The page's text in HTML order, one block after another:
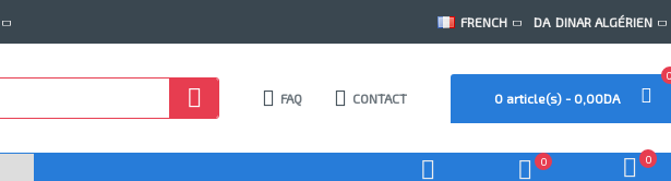
FRENCH DA DINAR ALGÉRIEN
FAQ CONTACT 0 article(s) - 0,00DA
0 0